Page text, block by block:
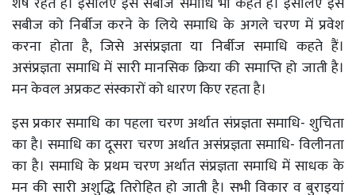
सबीज को निर्बीज करने के लिये समाधि के अगले चरण में प्रवेश
करना होता है, जिसे असंप्रज्ञता या निर्बीज समाधि कहते हैं।
असंप्रज्ञता समाधि में सारी मानसिक क्रिया की समाप्ति हो जाती है।
मन केवल अप्रकट संस्कारों को धारण किए रहता है।
इस प्रकार समाधि का पहला चरण अर्थात संप्रज्ञता समाधि- शुचिता
का है। समाधि का दूसरा चरण अर्थात असंप्रज्ञता समाधि- विलीनता
का है। समाधि के प्रथम चरण अर्थात संप्रज्ञता समाधि में साधक के
मन की सारी अशुद्धि तिरोहित हो जाती है। सभी विकार व बुराइयां